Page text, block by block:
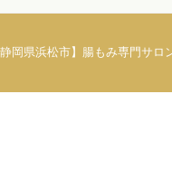
静岡県浜松市】腸もみ専門サ